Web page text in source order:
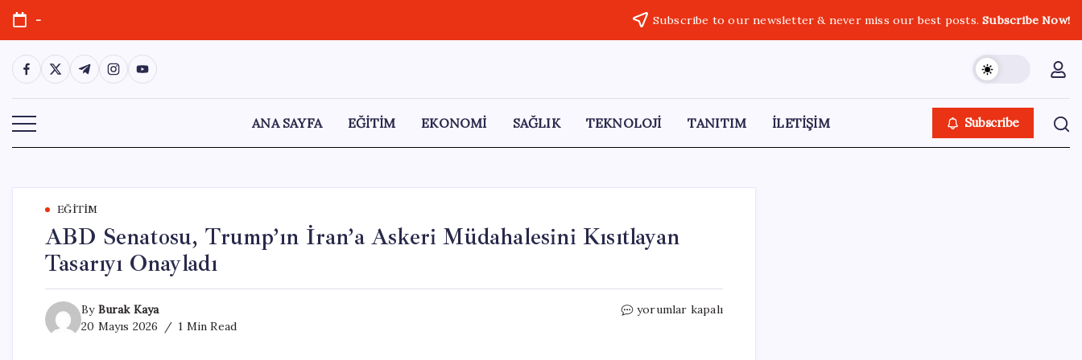
Skip
content
- Subscribe to our newsletter & never miss our best posts.Subscribe Now!
https://www.facebook.com/
https://twitter.com/
https://t.me/
https://www.instagram.com/
https://youtube.com/
ANA SAYFA EĞİTİM EKONOMİ SAĞLIK TEKNOLOJİ TANITIM İLETİŞİM Subscribe
EĞITIM
ABD Senatosu, Trump’ın İran’a Askeri Müdahalesini Kısıtlayan
Tasarıyı Onayladı
By Burak Kaya
20 Mayıs 2026
1 Min Read
ABD
yorumlar kapalı